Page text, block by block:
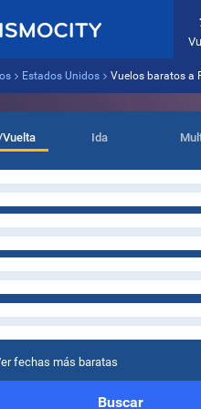
Estados Unidos Vuelos baratos a
Ida
fechas más baratas
Buscar